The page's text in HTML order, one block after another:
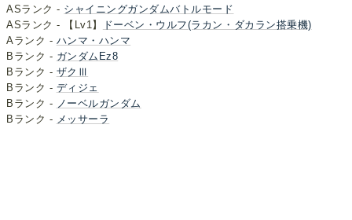
ASランク - シャイニングガンダムバトルモード
ASランク - 【Lv1】
ドーベン・ウルフ(ラカン・ダカラン搭乗機)
Aランク - ハンマ・ハンマ
Bランク - ガンダムEz8
Bランク - ザクⅢ
Bランク - ディジェ
Bランク - ノーベルガンダム
Bランク - メッサーラ